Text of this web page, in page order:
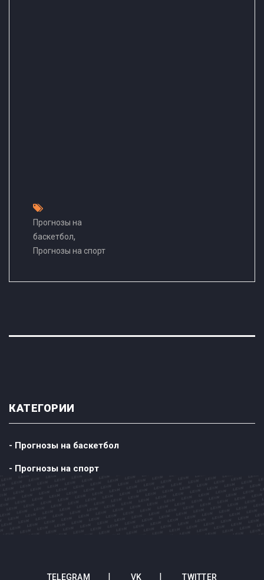
Прогнозы на
баскетбол,
Прогнозы на спорт
КАТЕГОРИИ
- Прогнозы на баскетбол
- Прогнозы на спорт
TELEGRAM VK TWITTER